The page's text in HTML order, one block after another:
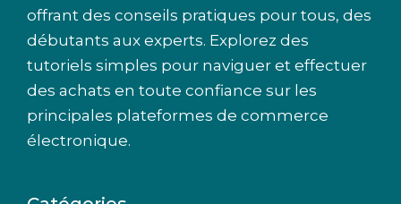
offrant des conseils pratiques pour tous, des
débutants aux experts. Explorez des
tutoriels simples pour naviguer et effectuer
des achats en toute confiance sur les
principales plateformes de commerce
électronique.